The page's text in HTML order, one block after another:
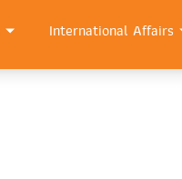
International Affairs